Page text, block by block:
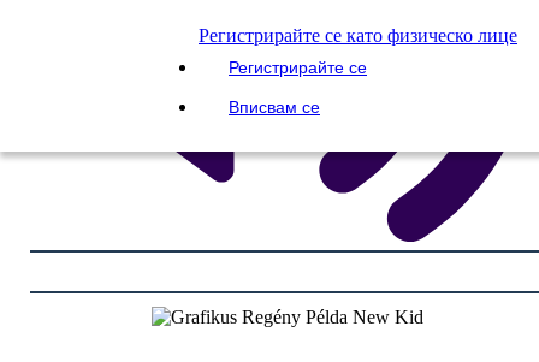
Регистрирайте се като физическо лице
Регистрирайте се
Вписвам се